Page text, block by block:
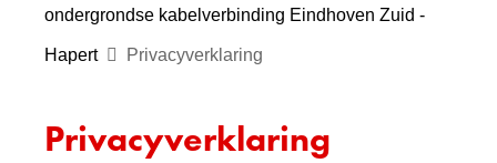
ondergrondse kabelverbinding Eindhoven Zuid -
Hapert Privacyverklaring
Privacyverklaring